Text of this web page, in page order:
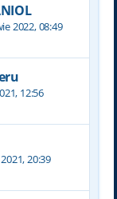
2022, 08:49
12:56
20:39